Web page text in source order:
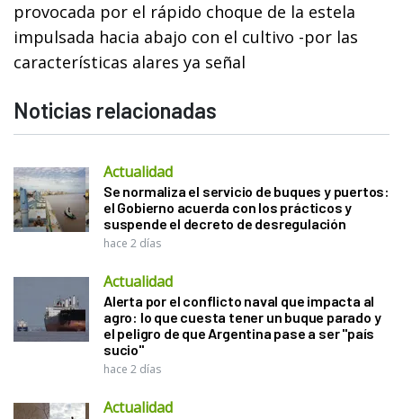
provocada por el rápido choque de la estela
impulsada hacia abajo con el cultivo -por las
características alares ya señal
Noticias relacionadas
Actualidad
Se normaliza el servicio de buques y puertos:
el Gobierno acuerda con los prácticos y
suspende el decreto de desregulación
hace 2 días
Actualidad
Alerta por el conflicto naval que impacta al
agro: lo que cuesta tener un buque parado y
el peligro de que Argentina pase a ser "país
sucio"
hace 2 días
Actualidad